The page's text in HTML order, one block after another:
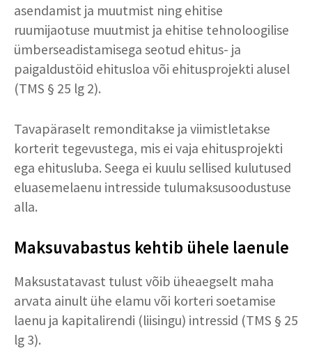
asendamist ja muutmist ning ehitise
ruumijaotuse muutmist ja ehitise tehnoloogilise
ümberseadistamisega seotud ehitus- ja
paigaldustöid ehitusloa või ehitusprojekti alusel
(TMS § 25 lg 2).
Tavapäraselt remonditakse ja viimistletakse
korterit tegevustega, mis ei vaja ehitusprojekti
ega ehitusluba. Seega ei kuulu sellised kulutused
eluasemelaenu intresside tulumaksusoodustuse
alla.
Maksuvabastus kehtib ühele laenule
Maksustatavast tulust võib üheaegselt maha
arvata ainult ühe elamu või korteri soetamise
laenu ja kapitalirendi (liisingu) intressid (TMS § 25
lg 3).